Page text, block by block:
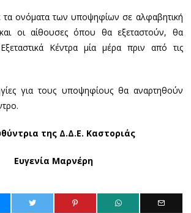
τα ονόματα των υποψηφίων σε αλφαβητική
οι αίθουσες όπου θα εξεταστούν, θα
Κέντρα μία μέρα πριν από τις
για τους υποψηφίους θα αναρτηθούν
της Δ.Δ.Ε. Καστοριάς
Ευγενία Μαρνέρη